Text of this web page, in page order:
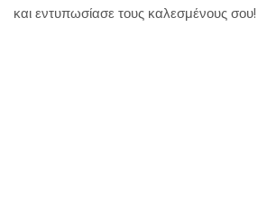
και εντυπωσίασε τους καλεσμένους σου!